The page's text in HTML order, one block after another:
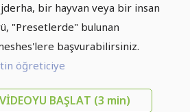
bir hayvan veya bir insan
"Presetlerde" bulunan
başvurabilirsiniz.
öğreticiye
VIDEOYU BAŞLAT (3 min)